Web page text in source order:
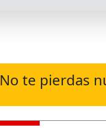
No te pierdas